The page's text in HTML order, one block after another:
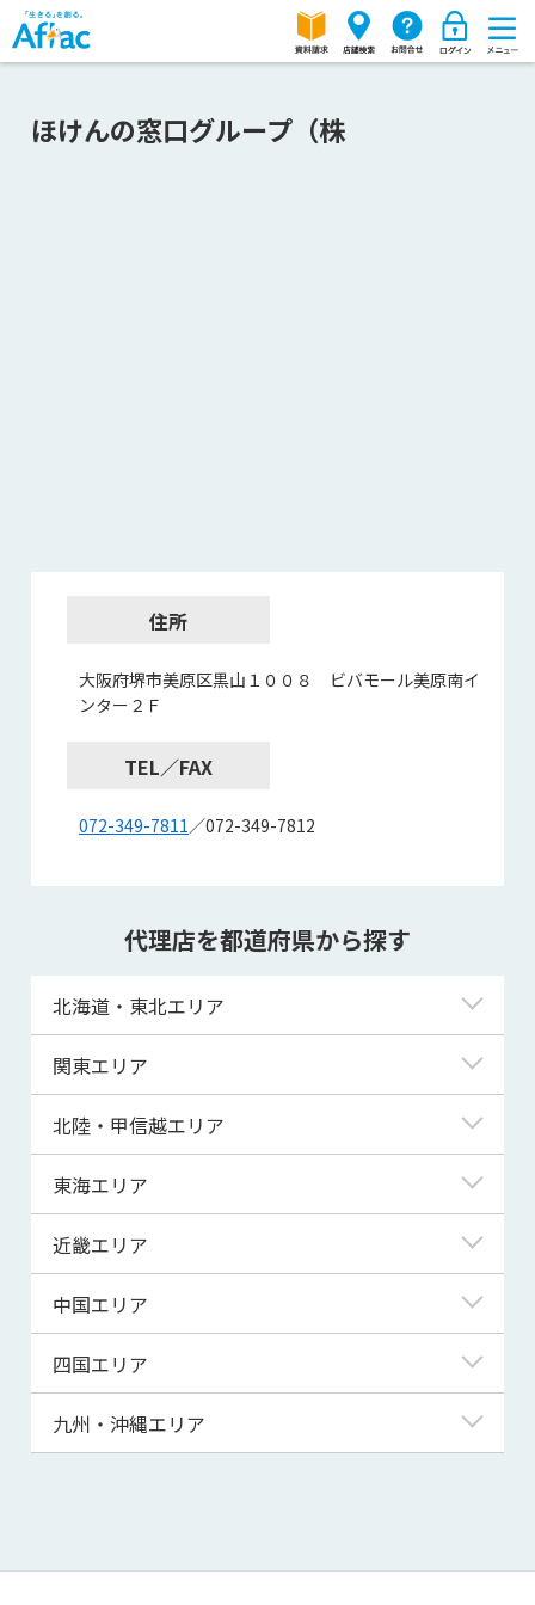
ほけんの窓口グループ（株
住所
大阪府堺市美原区黒山１００８ ビバモール美原南イ
ンター２Ｆ
TEL／FAX
072-349-7811／072-349-7812
代理店を都道府県から探す
北海道・東北エリア
北海道
青森県
宮城県
秋田県
山形県
関東エリア
東京都
神奈川県
埼玉県
千葉県
茨城県
群馬県
北陸・甲信越エリア
新潟県
富山県
福井県
山梨県
長野県
東海エリア
岐阜県
静岡県
三重県
近畿エリア
滋賀県
京都府
大阪府
兵庫県
和歌山県
中国エリア
鳥取県
島根県
山口県
四国エリア
徳島県
高知県
九州・沖縄エリア